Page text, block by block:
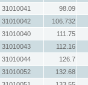
31010041
98.09
31010042
106.732
31010040
111.75
31010043
112.16
31010044
126.7
31010052
132.68